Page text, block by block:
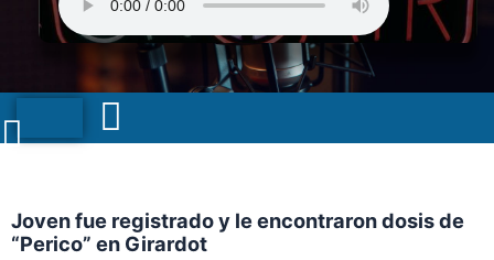
Menu
Joven fue registrado y le encontraron dosis de
“Perico” en Girardot